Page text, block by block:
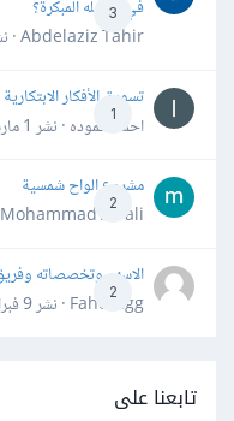
3
في مراحله المبكرة؟
Abdelaziz Tahir · نشر
1
تسويق الأفكار
احمد حموده · نشر 1 مارس 2025
2
مشروع الواح شمسية
Mohammad Awali · نشر
2
الاسهم وتخصصاته وفريق
Fahd Ggg · نشر
9 فبراير 2025
تابعنا على